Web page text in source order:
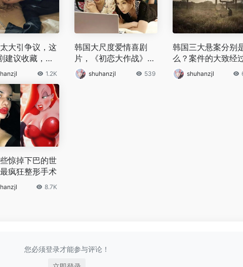
大引争议，这
建议收藏，看
逆袭翻盘
1.2K
韩国大尺度爱情喜剧
片，《初恋大作战》：
纯真碰撞，教授的蜕变
与友情的升华
shuhanzjl 539
韩国三大悬案分别
么？案件的大致经
什么样的？
shuhanzjl
惊掉下巴的世
疯狂整形手术
8.7K
您必须登录才能参与评论！